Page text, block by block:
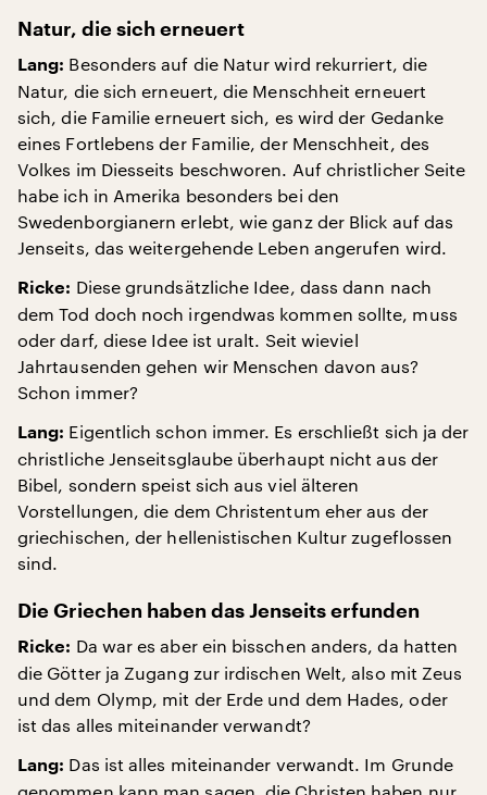
Natur, die sich erneuert
Lang: Besonders auf die Natur wird rekurriert, die
Natur, die sich erneuert, die Menschheit erneuert
sich, die Familie erneuert sich, es wird der Gedanke
eines Fortlebens der Familie, der Menschheit, des
Volkes im Diesseits beschworen. Auf christlicher Seite
habe ich in Amerika besonders bei den
Swedenborgianern erlebt, wie ganz der Blick auf das
Jenseits, das weitergehende Leben angerufen wird.
Ricke: Diese grundsätzliche Idee, dass dann nach
dem Tod doch noch irgendwas kommen sollte, muss
oder darf, diese Idee ist uralt. Seit wieviel
Jahrtausenden gehen wir Menschen davon aus?
Schon immer?
Lang: Eigentlich schon immer. Es erschließt sich ja der
christliche Jenseitsglaube überhaupt nicht aus der
Bibel, sondern speist sich aus viel älteren
Vorstellungen, die dem Christentum eher aus der
griechischen, der hellenistischen Kultur zugeflossen
sind.
Die Griechen haben das Jenseits erfunden
Ricke: Da war es aber ein bisschen anders, da hatten
die Götter ja Zugang zur irdischen Welt, also mit Zeus
und dem Olymp, mit der Erde und dem Hades, oder
ist das alles miteinander verwandt?
Lang: Das ist alles miteinander verwandt. Im Grunde